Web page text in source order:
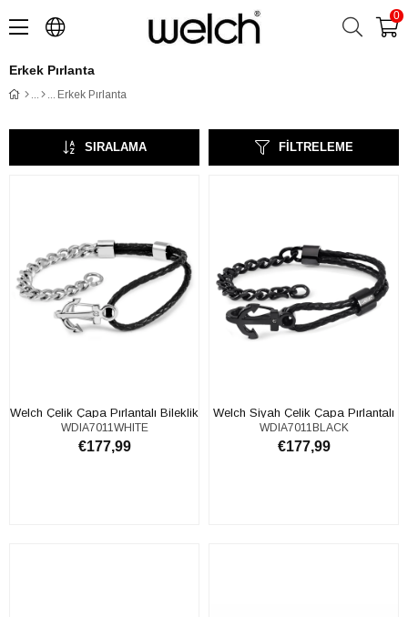
0
Erkek Pırlanta
Erkek Pırlanta
FILTRELEME
SIRALAMA
​Welch Çelik Çapa Pırlantalı Bileklik
WDIA7011WHITE
€177,99
​Welch Siyah Çelik Çapa Pırlantalı
Bileklik
WDIA7011BLACK
€177,99